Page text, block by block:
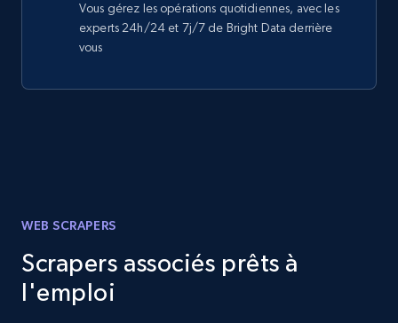
Vous gérez les opérations quotidiennes, avec les
experts 24h/24 et 7j/7 de Bright Data derrière
vous
WEB SCRAPERS
Scrapers associés prêts à
l'emploi